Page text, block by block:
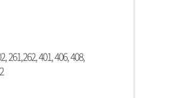
261,262, 401, 406, 408,